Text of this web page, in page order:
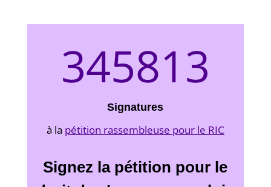
345813
Signatures
à la pétition rassembleuse pour le RIC
Signez la pétition pour le